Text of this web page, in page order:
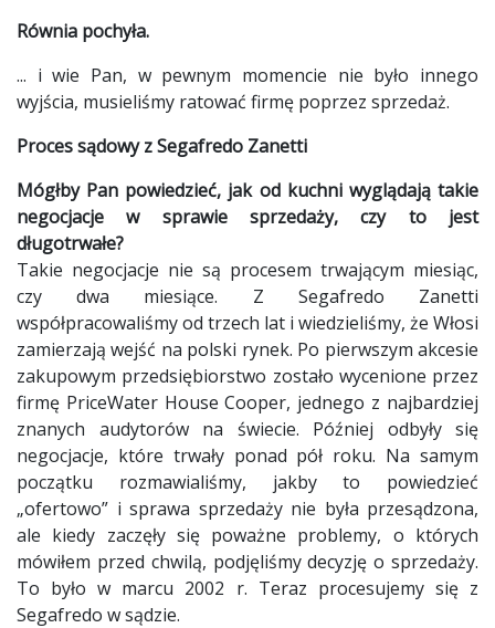
Równia pochyła.
... i wie Pan, w pewnym momencie nie było innego
wyjścia, musieliśmy ratować firmę poprzez sprzedaż.
Proces sądowy z Segafredo Zanetti
Mógłby Pan powiedzieć, jak od kuchni wyglądają takie
negocjacje w sprawie sprzedaży, czy to jest
długotrwałe?
Takie negocjacje nie są procesem trwającym miesiąc,
czy dwa miesiące. Z Segafredo Zanetti
współpracowaliśmy od trzech lat i wiedzieliśmy, że Włosi
zamierzają wejść na polski rynek. Po pierwszym akcesie
zakupowym przedsiębiorstwo zostało wycenione przez
firmę PriceWater House Cooper, jednego z najbardziej
znanych audytorów na świecie. Później odbyły się
negocjacje, które trwały ponad pół roku. Na samym
początku rozmawialiśmy, jakby to powiedzieć
„ofertowo” i sprawa sprzedaży nie była przesądzona,
ale kiedy zaczęły się poważne problemy, o których
mówiłem przed chwilą, podjęliśmy decyzję o sprzedaży.
To było w marcu 2002 r. Teraz procesujemy się z
Segafredo w sądzie.